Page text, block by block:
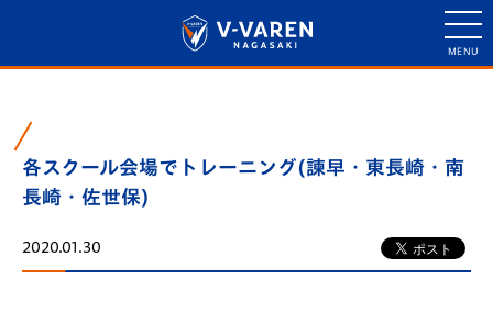
各スクール会場でトレーニング(諫早・東長崎・南
長崎・佐世保)
2020.01.30